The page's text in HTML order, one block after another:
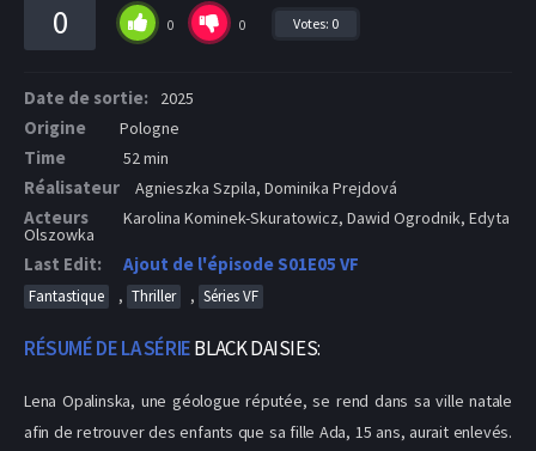
0 0 0 Votes: 0
Date de sortie: 2025
Origine Pologne
Time 52 min
Réalisateur Agnieszka Szpila, Dominika Prejdová
Acteurs Karolina Kominek-Skuratowicz, Dawid Ogrodnik, Edyta
Olszowka
Last Edit: Ajout de l'épisode S01E05 VF
Fantastique , Thriller , Séries VF
RÉSUMÉ DE LA SÉRIEBLACK DAISIES:
Lena Opalinska, une géologue réputée, se rend dans sa ville natale
afin de retrouver des enfants que sa fille Ada, 15 ans, aurait enlevés.